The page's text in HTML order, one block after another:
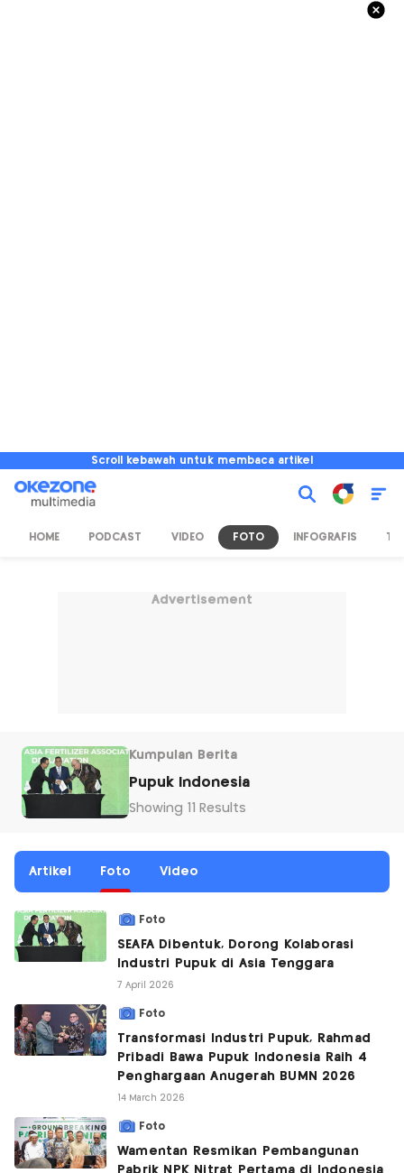
Scroll kebawah untuk membaca artikel
HOME PODCAST VIDEO FOTO INFOGRAFIS TV
Advertisement
Kumpulan Berita
Pupuk Indonesia
Showing 11 Results
Artikel Foto Video
Foto
SEAFA Dibentuk, Dorong Kolaborasi
Industri Pupuk di Asia Tenggara
7 April 2026
Foto
Transformasi Industri Pupuk, Rahmad
Pribadi Bawa Pupuk Indonesia Raih 4
Penghargaan Anugerah BUMN 2026
14 March 2026
Foto
Wamentan Resmikan Pembangunan
Pabrik NPK Nitrat Pertama di Indonesia